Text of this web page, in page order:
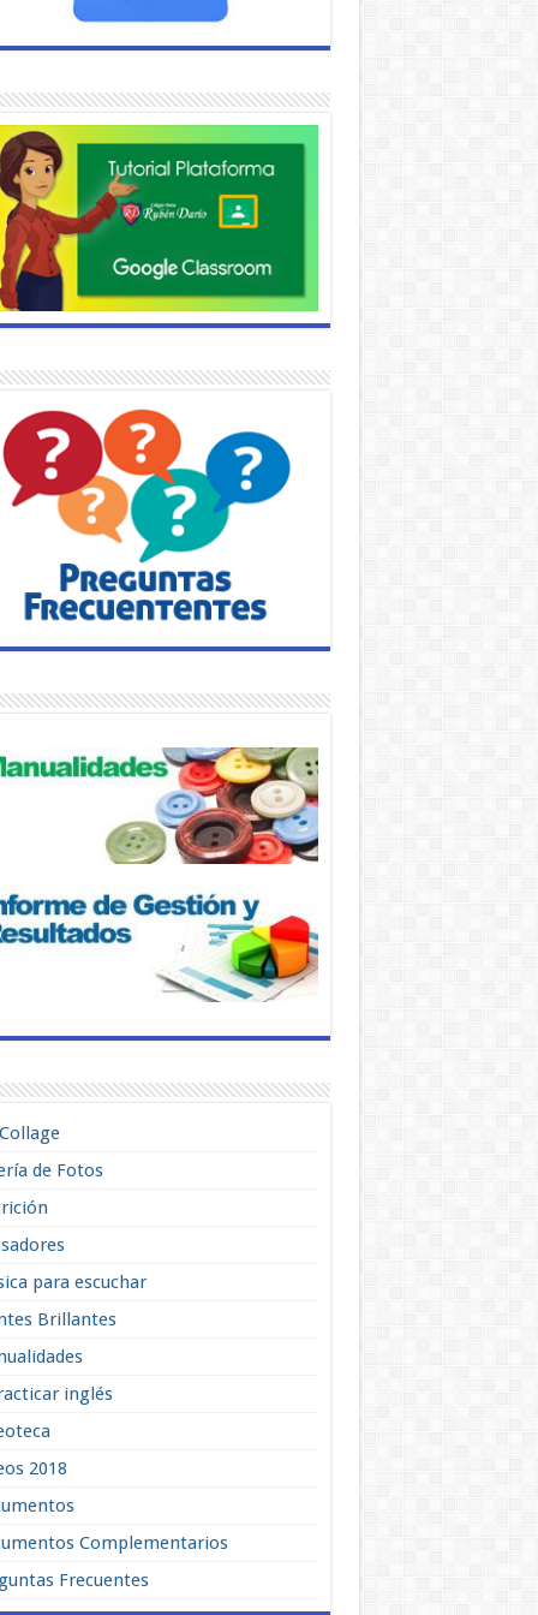
de Fotos
para escuchar
Brillantes
inglés
2018
Complementarios
Frecuentes